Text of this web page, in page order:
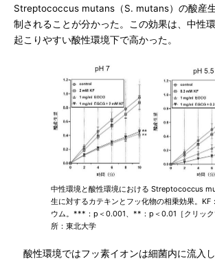
Streptococcus mutans（S. mutans）の酸産
制されることが分かった。この効果は、中性
起こりやすい酸性環境下で高かった。
中性環境と酸性環境における Streptococcus
生に対するカテキンとフッ化物の相乗効果。KF
ウム。***：p＜0.001、**：p＜0.01［クリック
所：東北大学
酸性環境ではフッ素イオンは細菌内に流入